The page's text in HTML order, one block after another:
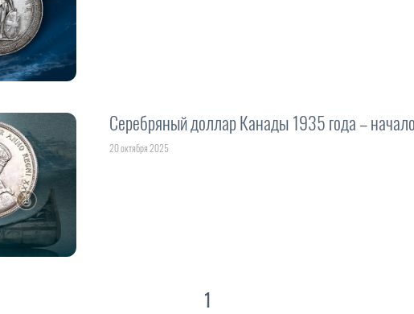
Серебряный доллар Канады 1935 года –
20 октября 2025
1